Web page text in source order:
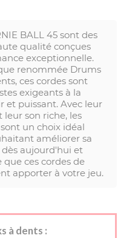
BALL 45 sont des
qualité conçues
exceptionnelle.
renommée Drums
ces cordes sont
exigeants à la
et puissant. Avec leur
son riche, les
un choix idéal
améliorer sa
aujourd'hui et
ces cordes de
apporter à votre jeu.
à dents :